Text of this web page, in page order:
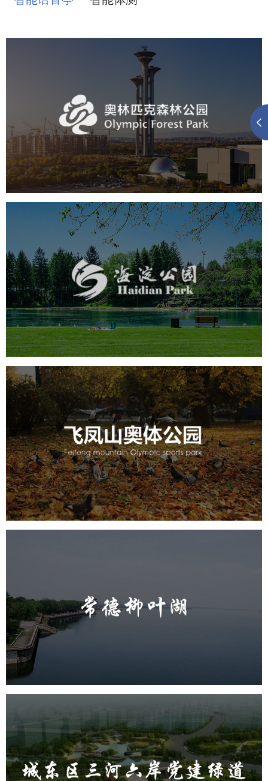
奥体森林公园
旅游休闲 公园 AI人工智能
智慧公园
智慧体育公园
智能步道 智能大数据平台
海淀公园
旅游休闲 公园 AI人工智能 智慧公园
智能步道
智能大数据平台
AR太极 智能语音亭
飞凤山奥体公园
旅游休闲 公园 AI人工智能
智慧公园
智慧体育公园
智能步道 智能大数据平台
AR太极
智能体测
旅游休闲
城东区三河六岸党建绿道